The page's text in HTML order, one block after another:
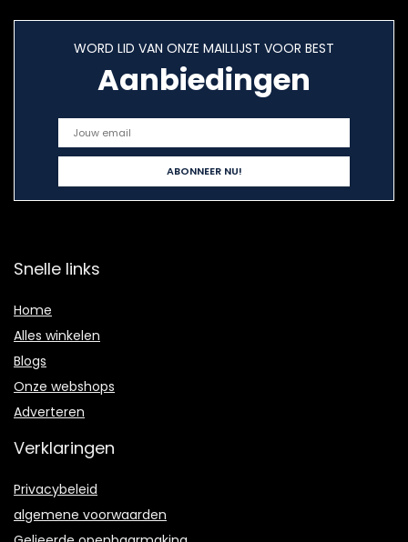
WORD LID VAN ONZE MAILLIJST VOOR BEST
Aanbiedingen
Snelle links
Home
Alles winkelen
Blogs
Onze webshops
Adverteren
Verklaringen
Privacybeleid
algemene voorwaarden